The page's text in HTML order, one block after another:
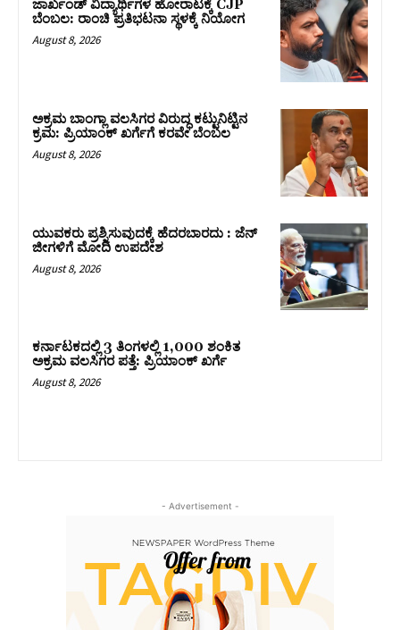
ಜಾರ್ಖಂಡ್‌ ವಿದ್ಯಾರ್ಥಿಗಳ ಹೋರಾಟಕ್ಕೆ CJP
ಬೆಂಬಲ: ರಾಂಚಿ ಪ್ರತಿಭಟನಾ ಸ್ಥಳಕ್ಕೆ ನಿಯೋಗ
August 8, 2026
ಅಕ್ರಮ ಬಾಂಗ್ಲಾ ವಲಸಿಗರ ವಿರುದ್ಧ ಕಟ್ಟುನಿಟ್ಟಿನ
ಕ್ರಮ: ಪ್ರಿಯಾಂಕ್ ಖರ್ಗೆಗೆ ಕರವೇ ಬೆಂಬಲ
August 8, 2026
ಯುವಕರು ಪ್ರಶ್ನಿಸುವುದಕ್ಕೆ ಹೆದರಬಾರದು : ಜೆನ್‌
ಜೀಗಳಿಗೆ ಮೋದಿ ಉಪದೇಶ
August 8, 2026
ಕರ್ನಾಟಕದಲ್ಲಿ 3 ತಿಂಗಳಲ್ಲಿ 1,000 ಶಂಕಿತ
ಅಕ್ರಮ ವಲಸಿಗರ ಪತ್ತೆ: ಪ್ರಿಯಾಂಕ್‌ ಖರ್ಗೆ
August 8, 2026
- Advertisement -